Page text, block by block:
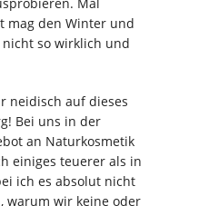
Mal
mag den Winter und
so wirklich und
neidisch auf dieses
Bei uns in der
an Naturkosmetik
einiges teuerer als in
ich es absolut nicht
warum wir keine oder